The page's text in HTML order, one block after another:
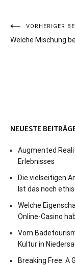
VORHERIGER
Welche Mischung
NEUESTE
Augmented
Erlebnisses
Die vielseitigen
Ist das noch
Welche
Online-Casino
Vom
Kultur in
Breaking Free: A